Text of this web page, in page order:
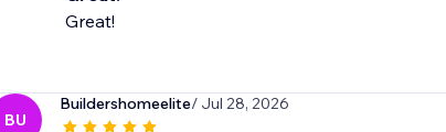
Great!
BU
Buildershomeelite/ Jul 28, 2026